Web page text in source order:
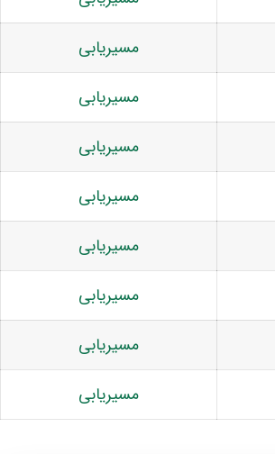
مسیریابی
مسیریابی
مسیریابی
مسیریابی
مسیریابی
مسیریابی
مسیریابی
مسیریابی